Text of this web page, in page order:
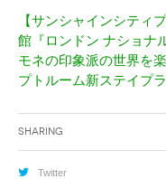
【サンシャインシティ
館『ロンドン ナショナ
モネの印象派の世界を
プトルーム新ステイプ
Sharing
Twitter